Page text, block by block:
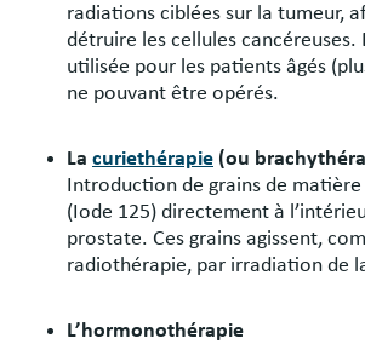
radiations ciblées sur la tumeur,
détruire les cellules cancéreuses.
utilisée pour les patients âgés
ne pouvant être opérés.
La curiethérapie (ou
Introduction de grains de
(Iode 125) directement à
prostate. Ces grains agissent,
radiothérapie, par irradiation de
L’hormonothérapie